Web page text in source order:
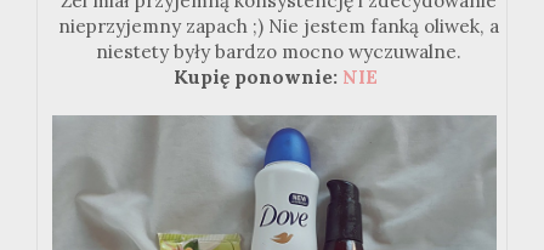
nieprzyjemny zapach ;) Nie jestem fanką oliwek, a
niestety były bardzo mocno wyczuwalne.
Kupię ponownie: NIE